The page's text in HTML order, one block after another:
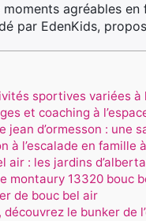
moments agréables
par EdenKids,
sportives variées à
et coaching à
jean d’ormesson :
à l’escalade en famille
air : les jardins
montaury 13320 bouc
de bouc bel air
découvrez le bunker de